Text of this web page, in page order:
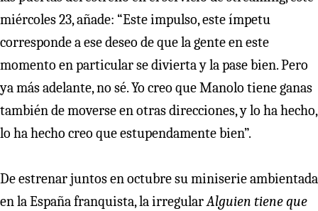
miércoles 23, añade: “Este impulso, este ímpetu
corresponde a ese deseo de que la gente en este
momento en particular se divierta y la pase bien. Pero
ya más adelante, no sé. Yo creo que Manolo tiene ganas
también de moverse en otras direcciones, y lo ha hecho,
lo ha hecho creo que estupendamente bien”.
De estrenar juntos en octubre su miniserie ambientada
en la España franquista, la irregularAlguien tiene que